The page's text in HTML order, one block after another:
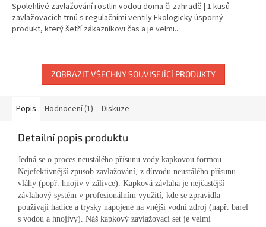
z
5
hvězdiček.
Spolehlivé zavlažování rostlin vodou doma či zahradě | 1 kusů
zavlažovacích trnů s regulačními ventily Ekologicky úsporný
produkt, který šetří zákazníkovi čas a je velmi...
ZOBRAZIT VŠECHNY SOUVISEJÍCÍ PRODUKTY
Popis Hodnocení (1) Diskuze
Detailní popis produktu
Jedná se o proces neustálého přísunu vody kapkovou formou.
Nejefektivnější způsob zavlažování, z důvodu neustálého přísunu
vláhy (popř. hnojiv v zálivce). Kapková závlaha je nejčastější
závlahový systém v profesionálním využití, kde se zpravidla
používají hadice a trysky napojené na vnější vodní zdroj (např. barel
s vodou a hnojivy). Náš kapkový zavlažovací set je velmi